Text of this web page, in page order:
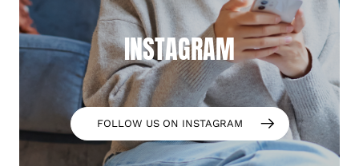
INSTAGRAM
FOLLOW US ON INSTAGRAM